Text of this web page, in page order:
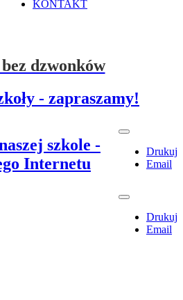
KONTAKT
bez dzwonków
- zapraszamy!
Drukuj
Email
szkole -
Internetu
Drukuj
Email